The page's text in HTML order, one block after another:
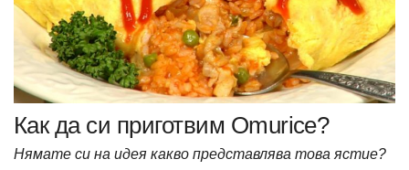
Как да си приготвим Omurice?
Нямате си на идея какво представлява това ястие?